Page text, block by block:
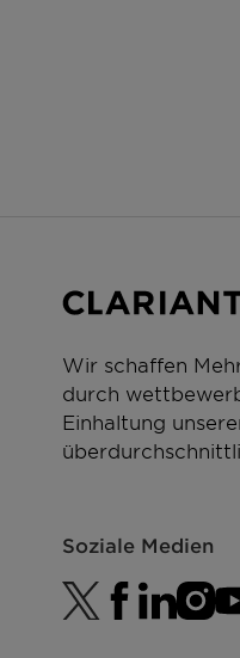
Wir schaffen
durch
Einhaltung
Soziale Medien